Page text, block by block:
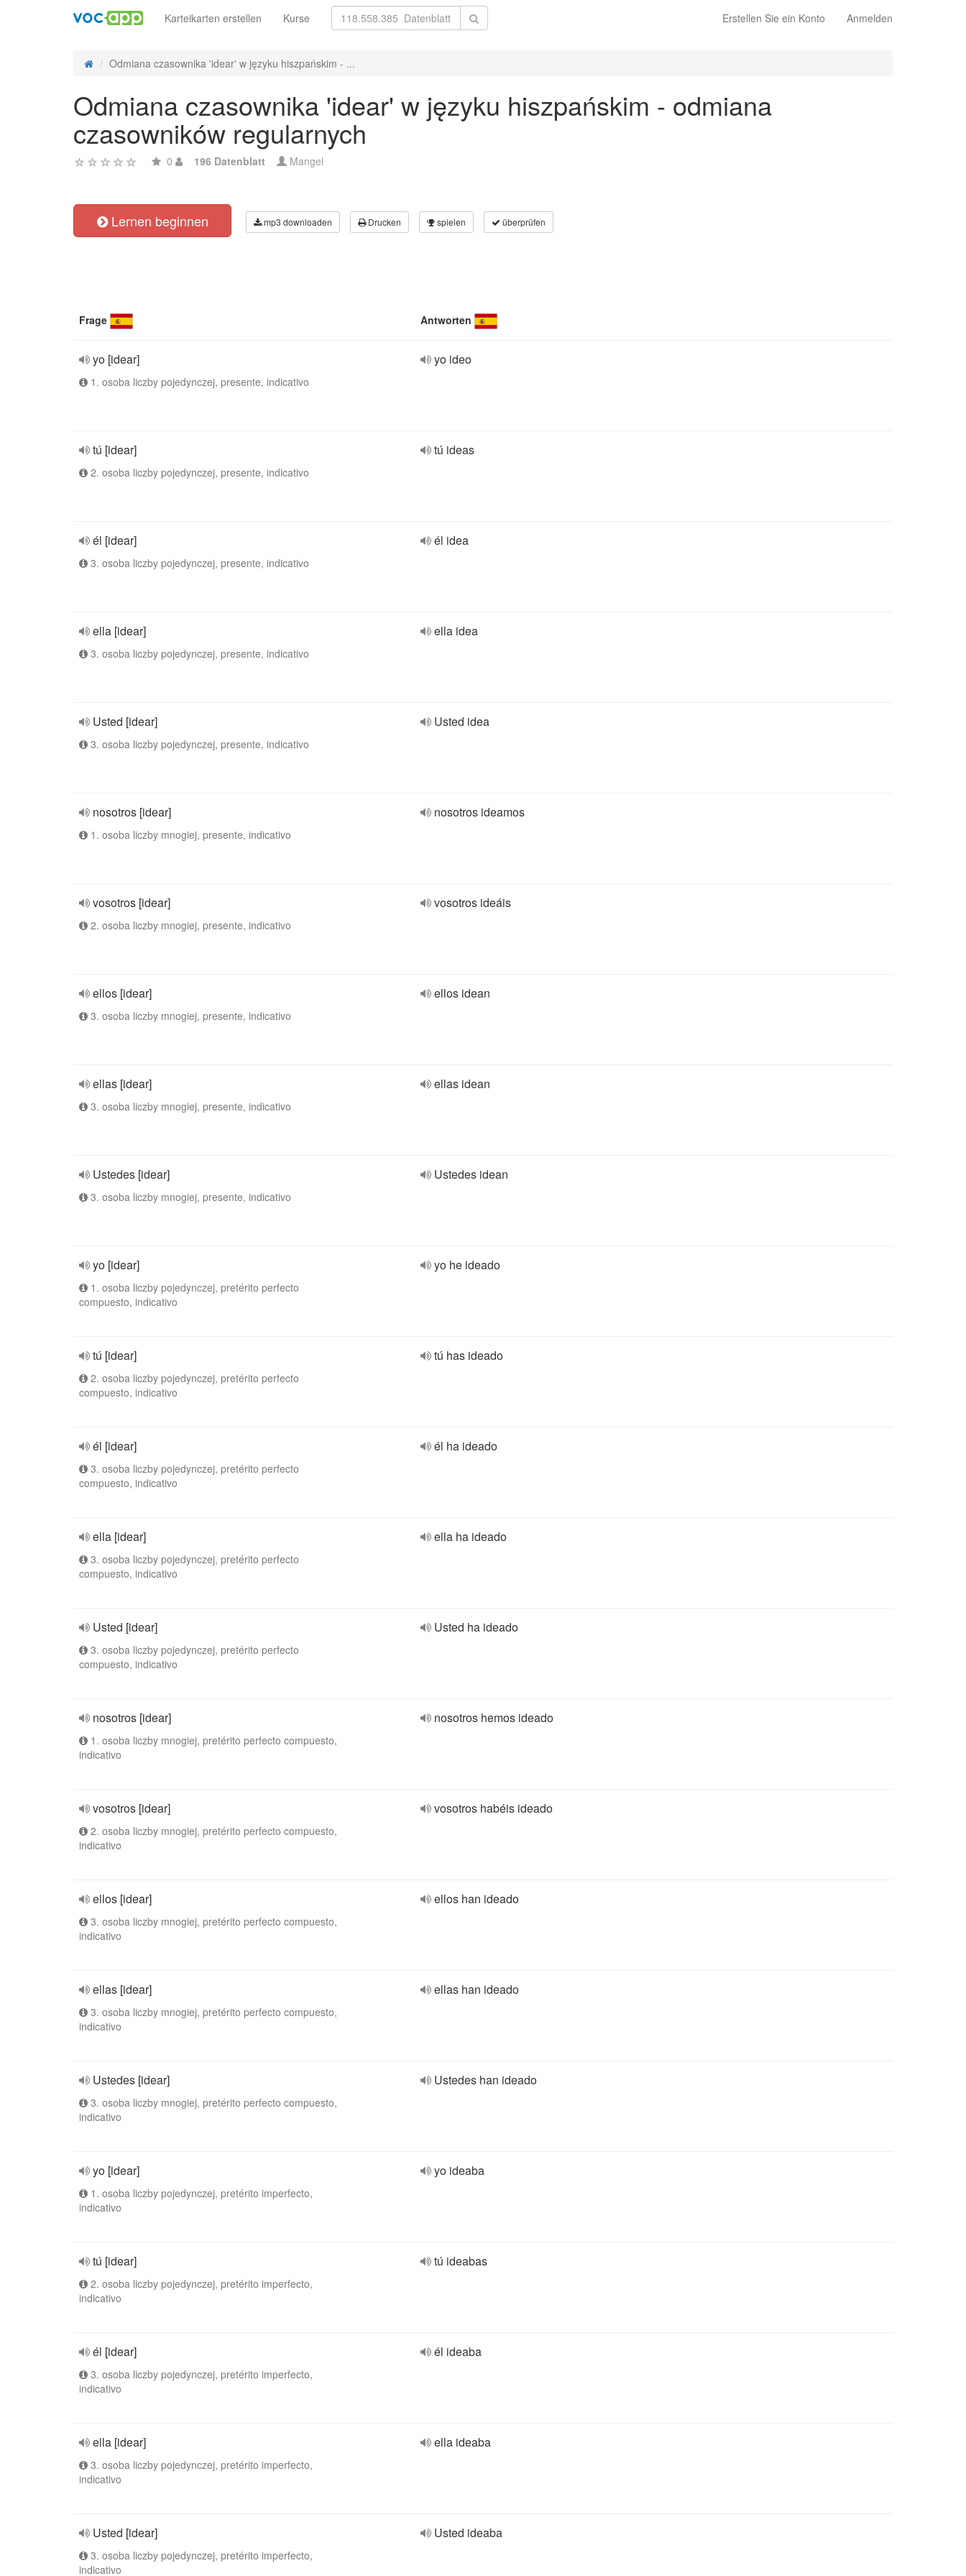
Erstellen Sie ein Konto Anmelden
Karteikarten erstellen Kurse
Odmiana czasownika 'idear' w języku hiszpańskim - ...
Odmiana czasownika 'idear' w języku hiszpańskim - odmiana
czasowników regularnych
0 196 Datenblatt Mangel
Lernen beginnen mp3 downloaden Drucken spielen überprüfen
Frage Antworten
yo [idear]
1. osoba liczby pojedynczej, presente, indicativo
yo ideo
tú [idear]
2. osoba liczby pojedynczej, presente, indicativo
tú ideas
él [idear]
3. osoba liczby pojedynczej, presente, indicativo
él idea
ella [idear]
3. osoba liczby pojedynczej, presente, indicativo
ella idea
Usted [idear]
3. osoba liczby pojedynczej, presente, indicativo
Usted idea
nosotros [idear]
1. osoba liczby mnogiej, presente, indicativo
nosotros ideamos
vosotros [idear]
2. osoba liczby mnogiej, presente, indicativo
vosotros ideáis
ellos [idear]
3. osoba liczby mnogiej, presente, indicativo
ellos idean
ellas [idear]
3. osoba liczby mnogiej, presente, indicativo
ellas idean
Ustedes [idear]
3. osoba liczby mnogiej, presente, indicativo
Ustedes idean
yo [idear]
1. osoba liczby pojedynczej, pretérito perfecto
compuesto, indicativo
yo he ideado
tú [idear]
2. osoba liczby pojedynczej, pretérito perfecto
compuesto, indicativo
tú has ideado
él [idear]
3. osoba liczby pojedynczej, pretérito perfecto
compuesto, indicativo
él ha ideado
ella [idear]
3. osoba liczby pojedynczej, pretérito perfecto
compuesto, indicativo
ella ha ideado
Usted [idear]
3. osoba liczby pojedynczej, pretérito perfecto
compuesto, indicativo
Usted ha ideado
nosotros [idear]
1. osoba liczby mnogiej, pretérito perfecto compuesto,
indicativo
nosotros hemos ideado
vosotros [idear]
2. osoba liczby mnogiej, pretérito perfecto compuesto,
indicativo
vosotros habéis ideado
ellos [idear]
3. osoba liczby mnogiej, pretérito perfecto compuesto,
indicativo
ellos han ideado
ellas [idear]
3. osoba liczby mnogiej, pretérito perfecto compuesto,
indicativo
ellas han ideado
Ustedes [idear]
3. osoba liczby mnogiej, pretérito perfecto compuesto,
indicativo
Ustedes han ideado
yo [idear]
1. osoba liczby pojedynczej, pretérito imperfecto,
indicativo
yo ideaba
tú [idear]
2. osoba liczby pojedynczej, pretérito imperfecto,
indicativo
tú ideabas
él [idear]
3. osoba liczby pojedynczej, pretérito imperfecto,
indicativo
él ideaba
ella [idear]
3. osoba liczby pojedynczej, pretérito imperfecto,
indicativo
ella ideaba
Usted [idear]
3. osoba liczby pojedynczej, pretérito imperfecto,
indicativo
Usted ideaba